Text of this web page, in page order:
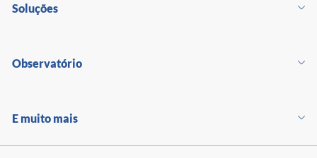
Soluções
Observatório
E muito mais